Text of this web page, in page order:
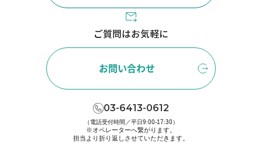
ご質問はお気軽に
お問い合わせ
03-6413-0612
（電話受付時間／平日9:00-17:30）
※オペレーターへ繋がります。
担当より折り返しさせていただきます。